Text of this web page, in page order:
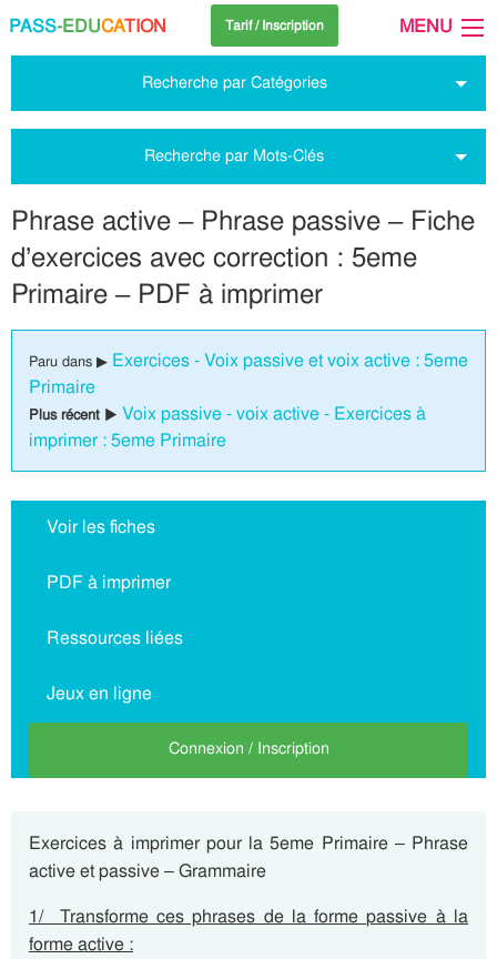
PASS-EDUCATION Tarif / Inscription MENU
Recherche par Catégories
Recherche par Mots-Clés
Phrase active – Phrase passive – Fiche
d’exercices avec correction : 5eme
Primaire – PDF à imprimer
Paru dans ▶ Exercices - Voix passive et voix active : 5eme
Primaire
Plus récent ▶ Voix passive - voix active - Exercices à
imprimer : 5eme Primaire
Voir les fiches
PDF à imprimer
Ressources liées
Jeux en ligne
Connexion / Inscription
Exercices à imprimer pour la 5eme Primaire – Phrase
active et passive – Grammaire
1/ Transforme ces phrases de la forme passive à la
forme active :